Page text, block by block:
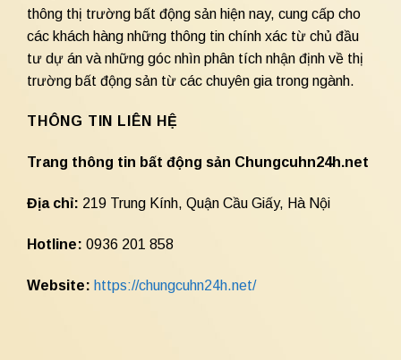
thông thị trường bất động sản hiện nay, cung cấp cho
các khách hàng những thông tin chính xác từ chủ đầu
tư dự án và những góc nhìn phân tích nhận định về thị
trường bất động sản từ các chuyên gia trong ngành.
THÔNG TIN LIÊN HỆ
Trang thông tin bất động sản Chungcuhn24h.net
Địa chỉ: 219 Trung Kính, Quận Cầu Giấy, Hà Nội
Hotline: 0936 201 858
Website: https://chungcuhn24h.net/